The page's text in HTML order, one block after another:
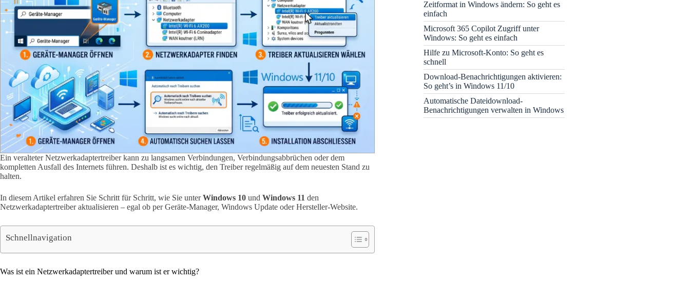
Ein veralteter Netzwerkadaptertreiber kann zu langsamen Verbindungen, Verbindungsabbrüchen oder dem
kompletten Ausfall des Internets führen. Deshalb ist es wichtig, den Treiber regelmäßig auf dem neuesten Stand zu
halten.
In diesem Artikel erfahren Sie Schritt für Schritt, wie Sie unterWindows 10 und Windows 11 den
Netzwerkadaptertreiber aktualisieren – egal ob per Geräte-Manager, Windows Update oder Hersteller-Website.
Schnellnavigation
Was ist ein Netzwerkadaptertreiber und warum ist er wichtig?
Zeitformat in Windows ändern: So geht es
einfach
Microsoft 365 Copilot Zugriff unter
Windows: So geht es einfach
Hilfe zu Microsoft-Konto: So geht es
schnell
Download-Benachrichtigungen aktivieren:
So geht’s in Windows 11/10
Automatische Dateidownload-
Benachrichtigungen verwalten in Windows